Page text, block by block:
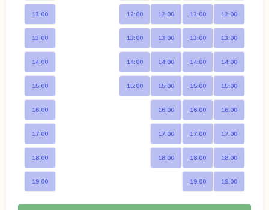
12:00
13:00
14:00
15:00
16:00
17:00
18:00
19:00
12:00
13:00
14:00
15:00
12:00
13:00
14:00
15:00
16:00
17:00
18:00
12:00
13:00
14:00
15:00
16:00
17:00
18:00
19:00
12:00
13:00
14:00
15:00
16:00
17:00
18:00
19:00